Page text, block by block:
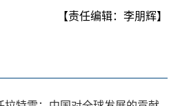
【责任编辑：李朋辉】